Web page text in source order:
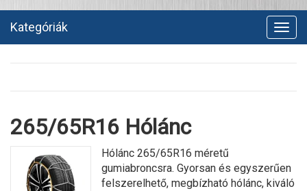
Kategóriák
265/65R16 Hólánc
Hólánc 265/65R16 méretű
gumiabroncsra. Gyorsan és egyszerűen
felszerelhető, megbízható hólánc, kiváló